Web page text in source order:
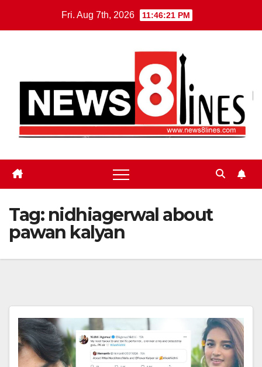
Fri. Aug 7th, 2026 11:46:21 PM
Tag: nidhiagerwal about
pawan kalyan